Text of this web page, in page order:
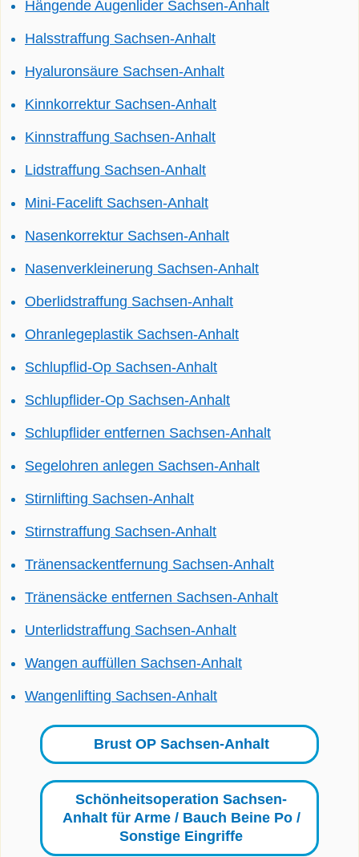
Hängende Augenlider Sachsen-Anhalt
Halsstraffung Sachsen-Anhalt
Hyaluronsäure Sachsen-Anhalt
Kinnkorrektur Sachsen-Anhalt
Kinnstraffung Sachsen-Anhalt
Lidstraffung Sachsen-Anhalt
Mini-Facelift Sachsen-Anhalt
Nasenkorrektur Sachsen-Anhalt
Nasenverkleinerung Sachsen-Anhalt
Oberlidstraffung Sachsen-Anhalt
Ohranlegeplastik Sachsen-Anhalt
Schlupflid-Op Sachsen-Anhalt
Schlupflider-Op Sachsen-Anhalt
Schlupflider entfernen Sachsen-Anhalt
Segelohren anlegen Sachsen-Anhalt
Stirnlifting Sachsen-Anhalt
Stirnstraffung Sachsen-Anhalt
Tränensackentfernung Sachsen-Anhalt
Tränensäcke entfernen Sachsen-Anhalt
Unterlidstraffung Sachsen-Anhalt
Wangen auffüllen Sachsen-Anhalt
Wangenlifting Sachsen-Anhalt
Brust OP Sachsen-Anhalt
Schönheitsoperation Sachsen-
Anhalt für Arme / Bauch Beine Po /
Sonstige Eingriffe